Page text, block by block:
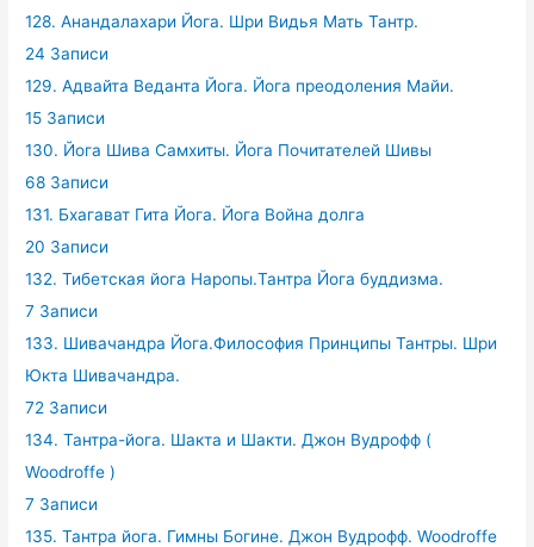
128. Анандалахари Йога. Шри Видья Мать Тантр.
24 Записи
129. Адвайта Веданта Йога. Йога преодоления Майи.
15 Записи
130. Йога Шива Самхиты. Йога Почитателей Шивы
68 Записи
131. Бхагават Гита Йога. Йога Война долга
20 Записи
132. Тибетская йога Наропы.Тантра Йога буддизма.
7 Записи
133. Шивачандра Йога.Философия Принципы Тантры. Шри
Юкта Шивачандра.
72 Записи
134. Тантра-йога. Шакта и Шакти. Джон Вудрофф (
Woodroffe )
7 Записи
135. Тантра йога. Гимны Богине. Джон Вудрофф. Woodroffe